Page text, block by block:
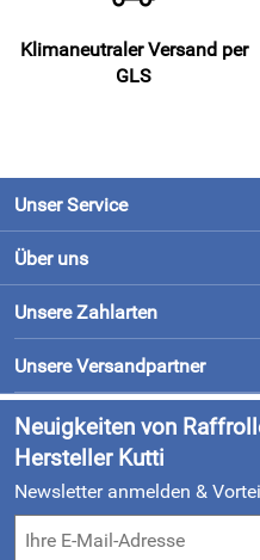
Klimaneutraler Versand per
GLS
Unser Service
Kontakt
Newsletter
Retourenabwicklung
Lieferung & Bezahlung
Kundenlogin
Über uns
Unsere Bestseller
Marken
Neu
Unsere Zahlarten
Unsere Versandpartner
Neuigkeiten von
Hersteller Kutti
Newsletter anmelden &